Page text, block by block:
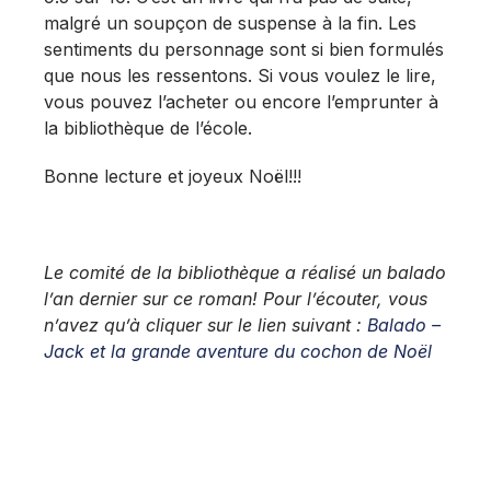
malgré un soupçon de suspense à la fin. Les
sentiments du personnage sont si bien formulés
que nous les ressentons. Si vous voulez le lire,
vous pouvez l’acheter ou encore l’emprunter à
la bibliothèque de l’école.
Bonne lecture et joyeux Noël!!!
Le comité de la bibliothèque a réalisé un balado
l’an dernier sur ce roman! Pour l’écouter, vous
n’avez qu’à cliquer sur le lien suivant : Balado –
Jack et la grande aventure du cochon de Noël